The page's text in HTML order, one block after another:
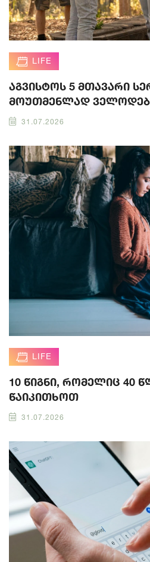
LIFE
აგვისტოს 5 მთავარი
მოუთმენლად
31.07.2026
LIFE
10 წიგნი, რომელიც 40
წაიკითხოთ
31.07.2026